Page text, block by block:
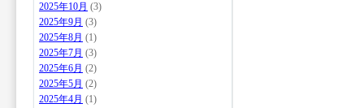
2025年10月 (3)
2025年9月 (3)
2025年8月 (1)
2025年7月 (3)
2025年6月 (2)
2025年5月 (2)
2025年4月 (1)